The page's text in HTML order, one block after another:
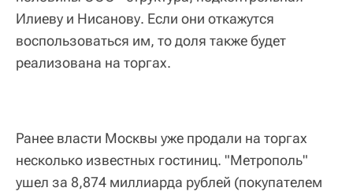
Илиеву и Нисанову. Если они откажутся
воспользоваться им, то доля также будет
реализована на торгах.
Ранее власти Москвы уже продали на торгах
несколько известных гостиниц. "Метрополь"
ушел за 8,874 миллиарда рублей (покупателем